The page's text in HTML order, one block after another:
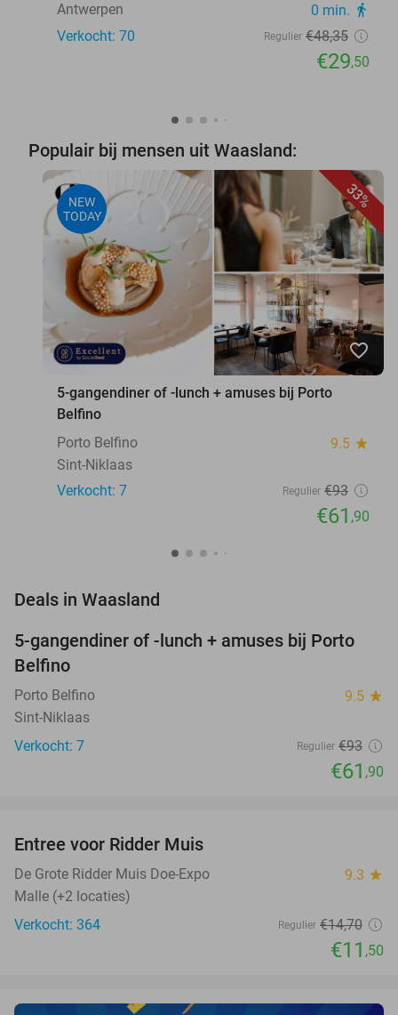
Antwerpen 0 min. directions_walk
Verkocht: 70 Regulier €48,35
€29,50
Populair bij mensen uit Waasland:
33%
NEW
TODAY
favorite_border
5-gangendiner of -lunch + amuses bij Porto
Belfino
Porto Belfino
9.5 star
Sint-Niklaas
Verkocht: 7
Regulier €93
€61 ,90
Deals in Waasland
33%
NEW
TODAY
5-gangendiner of -lunch + amuses bij Porto
Belfino
Porto Belfino 9.5 star
Sint-Niklaas
Verkocht: 7
Regulier €93
€61 ,90
TODAY
Entree voor Ridder Muis
De Grote Ridder Muis Doe-Expo 9.3 star
Malle (+2 locaties)
Verkocht: 364
Regulier €14,70
€11 ,50